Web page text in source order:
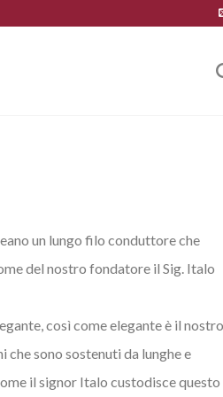
un lungo filo conduttore che
del nostro fondatore il Sig. Italo
così come elegante è il nostro
sono sostenuti da lunghe e
il signor Italo custodisce questo